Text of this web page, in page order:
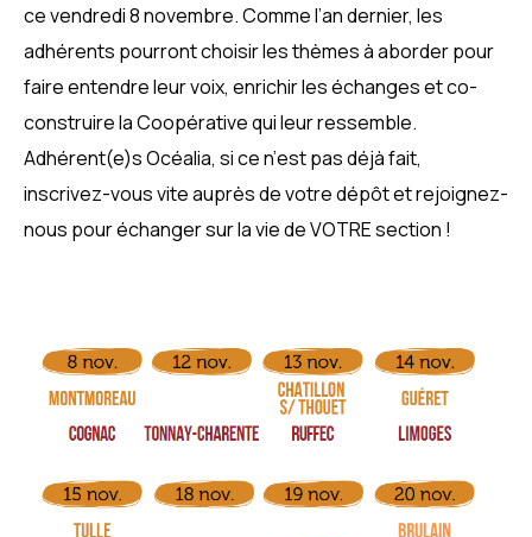
ce vendredi 8 novembre. Comme l’an dernier, les
adhérents pourront choisir les thèmes à aborder pour
faire entendre leur voix, enrichir les échanges et co-
construire la Coopérative qui leur ressemble.
Adhérent(e)s Océalia, si ce n’est pas déjà fait,
inscrivez-vous vite auprès de votre dépôt et rejoignez-
nous pour échanger sur la vie de VOTRE section !